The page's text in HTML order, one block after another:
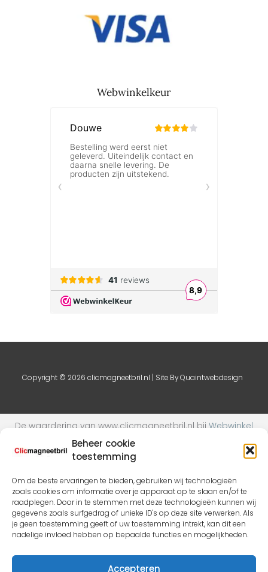
Beheer cookie
toestemming
Om de beste ervaringen te bieden, gebruiken wij technologieën
zoals cookies om informatie over je apparaat op te slaan en/of te
raadplegen. Door in te stemmen met deze technologieën kunnen wij
gegevens zoals surfgedrag of unieke ID's op deze site verwerken. Als
je geen toestemming geeft of uw toestemming intrekt, kan dit een
nadelige invloed hebben op bepaalde functies en mogelijkheden.
Accepteren
Webwinkelkeur
Copyright © 2026 clicmagneetbril.nl | Site ByQuaintwebdesign
De waardering van www.clicmagneetbril.nl bij Webwinkel
Keurmerk Klantbeoordelingen
reviews.